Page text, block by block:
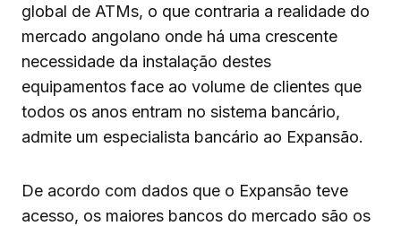
global de ATMs, o que contraria a realidade do
mercado angolano onde há uma crescente
necessidade da instalação destes
equipamentos face ao volume de clientes que
todos os anos entram no sistema bancário,
admite um especialista bancário ao Expansão.
De acordo com dados que o Expansão teve
acesso, os maiores bancos do mercado são os